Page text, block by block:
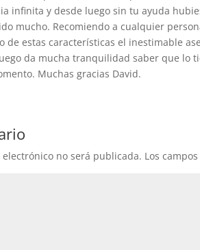
infinita y desde luego sin tu ayuda
mucho. Recomiendo a cualquier
de estas características el inestimable
da mucha tranquilidad saber que lo
Muchas gracias David.
no será publicada. Los